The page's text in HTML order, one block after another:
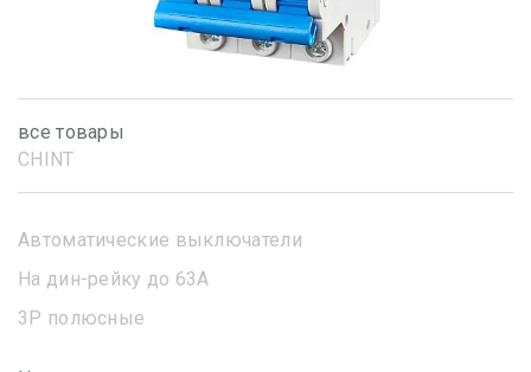
все товары
CHINT
Автоматические выключатели
На дин-рейку до 63А
3Р полюсные